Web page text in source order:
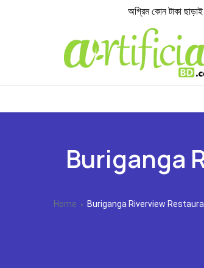
অগ্রিম কোন টাকা ছাড়াই
Buriganga
Home Buriganga Riverview